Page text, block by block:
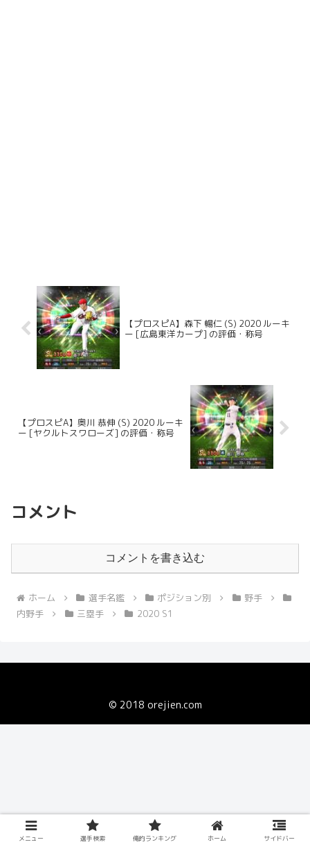
【プロスピA】森下 暢仁 (S) 2020 ルーキ
ー [広島東洋カープ] の評価・称号
【プロスピA】奥川 恭伸 (S) 2020 ルーキ
ー [ヤクルトスワローズ] の評価・称号
コメント
コメントを書き込む
ホーム 選手名鑑 ポジション別
野手
内野手
三塁手 2020 S1
© 2018 orejien.com
メニュー 選手検索 俺的ランキング ホーム サイドバー